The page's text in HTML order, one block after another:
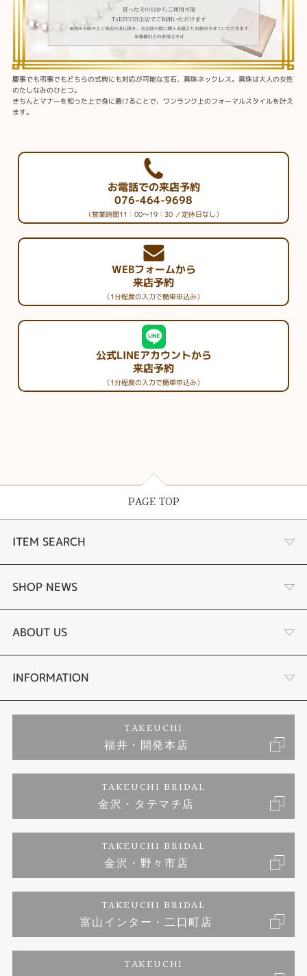
慶事でも弔事でもどちらの式典にも対応が可能な宝石、真珠ネックレス。真珠は大人の女性
のたしなみのひとつ。
きちんとマナーを知った上で身に着けることで、ワンランク上のフォーマルスタイルを叶え
ます。
お電話での来店予約
076-464-9698
（営業時間11：00～19：30 ／定休日なし）
WEBフォームから
来店予約
（1分程度の入力で簡単申込み）
公式LINEアカウントから
来店予約
（1分程度の入力で簡単申込み）
PAGE TOP
ITEM SEARCH
婚約指輪
結婚指輪
セットリング
エタニティリング
婚約ネックレス
SHOP NEWS
サプライズプロポーズ相談室
ダイヤモンドカッターブランド
アフターメンテナンス
富山指輪工房｜手作りペアリング
富山指輪工房｜手作り結婚指輪 and 婚約指輪
富山指輪工房｜手作り婚約指輪プロポーズプラン
ABOUT US
店舗情報
お問い合わせ
INFORMATION
プライバシーポリシー
TAKEUCHI
福井・開発本店
TAKEUCHI BRIDAL
金沢・タテマチ店
TAKEUCHI BRIDAL
金沢・野々市店
TAKEUCHI BRIDAL
富山インター・二口町店
TAKEUCHI